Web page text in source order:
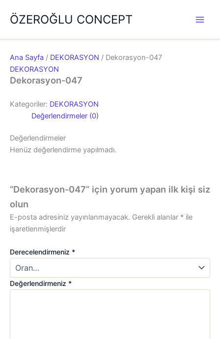
atlaÖZEROĞLU CONCEPT
Ana Sayfa / DEKORASYON / Dekorasyon-047
DEKORASYON
Dekorasyon-047
Kategoriler: DEKORASYON
Değerlendirmeler (0)
Değerlendirmeler
Henüz değerlendirme yapılmadı.
“Dekorasyon-047” için yorum yapan ilk kişi siz
olun
E-posta adresiniz yayınlanmayacak. Gerekli alanlar * ile
işaretlenmişlerdir
Derecelendirmeniz *
Değerlendirmeniz *